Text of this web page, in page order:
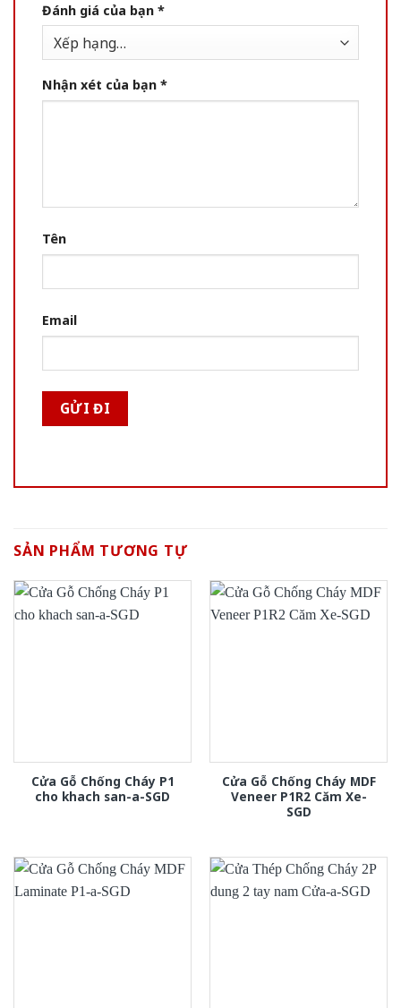
Đánh giá của bạn *
Nhận xét của bạn *
Tên
Email
SẢN PHẨM TƯƠNG TỰ
Cửa Gỗ Chống Cháy P1
cho khach san-a-SGD
Cửa Gỗ Chống Cháy MDF
Veneer P1R2 Căm Xe-
SGD